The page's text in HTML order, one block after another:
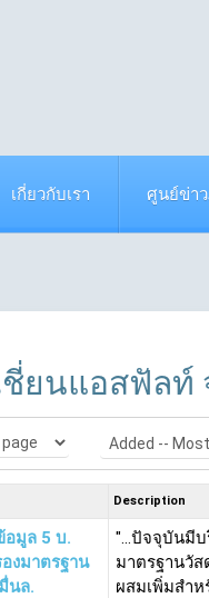
เกี่ยวกับเรา ศูนย์ข่า
ชี่ยนแอสฟัลท์
Description
อมูล 5 บ.
งมาตรฐาน
นล.
"...ปัจจุบันมี
มาตรฐานวั
ผสมเพิ่มสำห